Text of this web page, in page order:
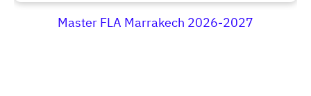
Master FLA Marrakech 2026-2027